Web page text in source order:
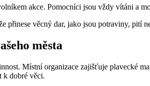
akce. Pomocníci jsou vždy vítáni a
přinese věcný dar, jako jsou potraviny, pití
města
Místní organizace zajišťuje plavecké
k dobré věci.